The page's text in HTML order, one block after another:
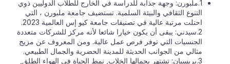
1.ملبورن: وجهة جذابة للدراسة في الخارج للطلاب الدوليين ذوي
التنوع الثقافي والبيئة السلمية. تستضيف جامعة ملبورن ، التي
احتلت مرتبة عالية في تصنيفات جامعة كيو إس العالمية 2023.
2.سيدني: يبقى أن يكون خيارا شائعا لأنه مركز للشركات متعددة
الجنسيات التي توفر فرص عمل عالية. ومن المعروف عن مزيج
مثالي من الجوانب الحديثة للمدينة الحضرية والجمال الطبيعي.
3.بريسبان: تشتهر بجمالها الخلاب, نمط الحياة في الهواء الطلق,